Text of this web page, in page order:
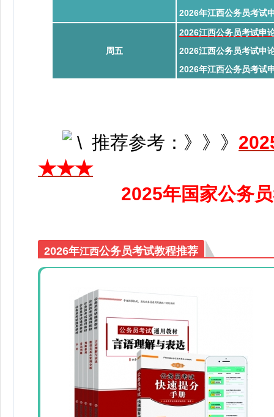
2026年江西公务员考试
周五
2026江西公务员考试申
2026江西公务员考试申
2026年江西公务员考
推荐参考： 》》》 2
★★★
2025年国家公务
2026年江西公务员考试教程推荐